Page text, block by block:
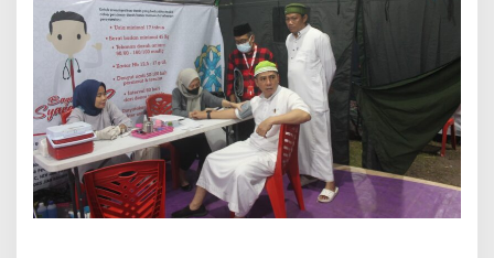
r
d
i
G
e
r
j
S